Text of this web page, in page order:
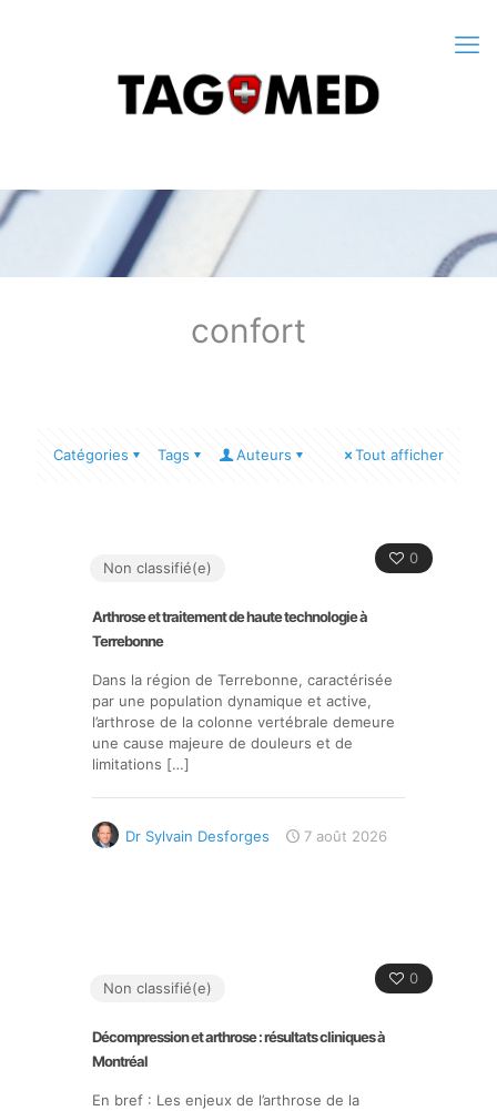
confort
Catégories Tags Auteurs Tout afficher
0
Non classifié(e)
Arthrose et traitement de haute technologie à
Terrebonne
Dans la région de Terrebonne, caractérisée
par une population dynamique et active,
l’arthrose de la colonne vertébrale demeure
une cause majeure de douleurs et de
limitations […]
Dr Sylvain Desforges 7 août 2026
0
Non classifié(e)
Décompression et arthrose : résultats cliniques à
Montréal
En bref : Les enjeux de l’arthrose de la